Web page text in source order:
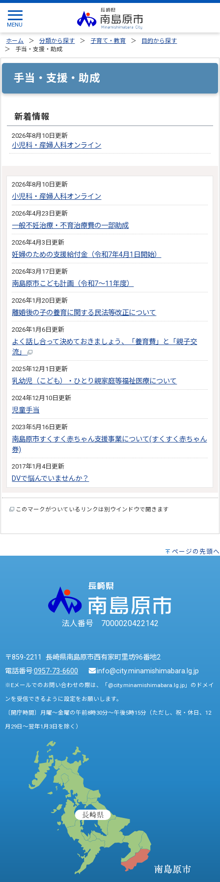
ホーム 分類から探す 子育て・教育
目的から探す
手当・支援・助成
手当・支援・助成
新着情報
2026年8月10日更新
小児科・産婦人科オンライン
2026年8月10日更新
小児科・産婦人科オンライン
2026年4月23日更新
一般不妊治療・不育治療費の一部助成
2026年4月3日更新
妊婦のための支援給付金（令和7年4月1日開始）
2026年3月17日更新
南島原市こども計画（令和7～11年度）
2026年1月20日更新
離婚後の子の養育に関する民法等改正について
2026年1月6日更新
よく話し合って決めておきましょう、「養育費」と「親子交
流」
2025年12月1日更新
乳幼児（こども）・ひとり親家庭等福祉医療について
2024年12月10日更新
児童手当
2023年5月16日更新
南島原市すくすく赤ちゃん支援事業について(すくすく赤ちゃん
券)
2017年1月4日更新
DVで悩んでいませんか？
このマークがついているリンクは別ウインドウで開きます
ページの先頭へ
法人番号 7000020422142
〒859-2211 長崎県南島原市西有家町里坊96番地2
電話番号:0957-73-6600 info@city.minamishimabara.lg.jp
※Eメールでのお問い合わせの際は、「@city.minamishimabara.lg.jp」のドメイ
ンを受信できるように設定をお願いします。
〔開庁時間〕月曜～金曜の午前8時30分～午後5時15分（ただし、祝・休日、12
月29日～翌年1月3日を除く）